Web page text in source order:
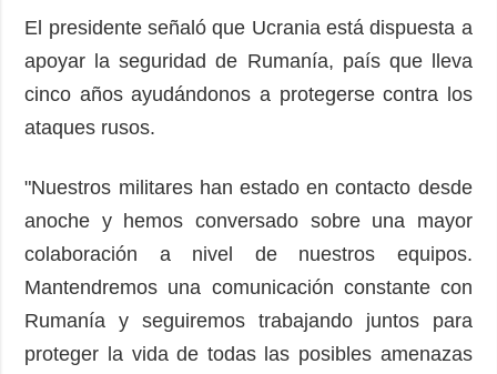
El presidente señaló que Ucrania está dispuesta a
apoyar la seguridad de Rumanía, país que lleva
cinco años ayudándonos a protegerse contra los
ataques rusos.
"Nuestros militares han estado en contacto desde
anoche y hemos conversado sobre una mayor
colaboración a nivel de nuestros equipos.
Mantendremos una comunicación constante con
Rumanía y seguiremos trabajando juntos para
proteger la vida de todas las posibles amenazas